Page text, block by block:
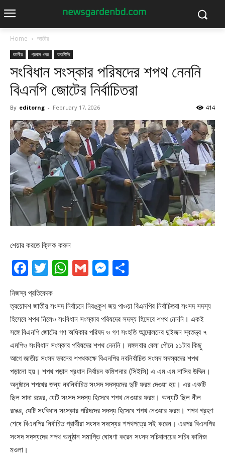
Home জাতীয়
জাতীয় প্রধান খবর রাজনীতি
সংবিধান সংস্কার পরিষদের শপথ নেননি
বিএনপি জোটের নির্বাচিতরা
By editorng - February 17, 2026 414
শেয়ার করতে ক্লিক করুন
Facebook
Twitter
WhatsApp
GmailMessenger
নিজস্ব প্রতিবেদক
ত্রয়োদশ জাতীয় সংসদ নির্বাচনে নিরঙ্কুশ জয় পাওয়া বিএনপির নির্বাচিতরা সংসদ সদস্য
হিসেবে শপথ নিলেও সংবিধান সংস্কার পরিষদের সদস্য হিসেবে শপথ নেননি। একই
সঙ্গে বিএনপি জোটের গণ অধিকার পরিষদ ও গণ সংহতি আন্দোলনের দুইজন স্বতন্ত্র ৭
এমপিও সংবিধান সংস্কার পরিষদের শপথ নেননি। মঙ্গলবার বেলা পৌনে ১১টার কিছু
আগে জাতীয় সংসদ ভবনের শপথকক্ষে বিএনপির নবনির্বাচিত সংসদ সদস্যদের শপথ
পড়ানো হয়। শপথ পড়ান প্রধান নির্বাচন কমিশনার (সিইসি) এ এম এম নাসির উদ্দিন।
অনুষ্ঠানে শপথের জন্য নবনির্বাচিত সংসদ সদস্যদের দুটি ফরম দেওয়া হয়। এর একটি
ছিল সাদা রঙের, যেটি সংসদ সদস্য হিসেবে শপথ নেওয়ার ফরম। অন্যটি ছিল নীল
রঙের, যেটি সংবিধান সংস্কার পরিষদের সদস্য হিসেবে শপথ নেওয়ার ফরম। শপথ গ্রহণ
শেষে বিএনপির নির্বাচিত প্রার্থীরা সংসদ সদস্যের শপথপত্রে সই করেন। এরপর বিএনপির
সংসদ সদস্যদের শপথ অনুষ্ঠান সমাপ্তি ঘোষণা করেন সংসদ সচিবালয়ের সচিব কানিজ
মওলা।